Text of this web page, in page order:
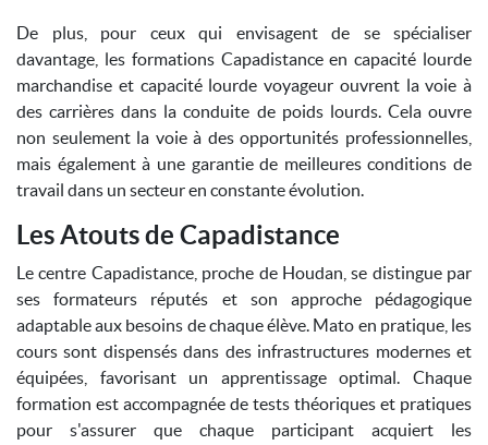
De plus, pour ceux qui envisagent de se spécialiser
davantage, les formations Capadistance en capacité lourde
marchandise et capacité lourde voyageur ouvrent la voie à
des carrières dans la conduite de poids lourds. Cela ouvre
non seulement la voie à des opportunités professionnelles,
mais également à une garantie de meilleures conditions de
travail dans un secteur en constante évolution.
Les Atouts de Capadistance
Le centre Capadistance, proche de Houdan, se distingue par
ses formateurs réputés et son approche pédagogique
adaptable aux besoins de chaque élève. Mato en pratique, les
cours sont dispensés dans des infrastructures modernes et
équipées, favorisant un apprentissage optimal. Chaque
formation est accompagnée de tests théoriques et pratiques
pour s'assurer que chaque participant acquiert les